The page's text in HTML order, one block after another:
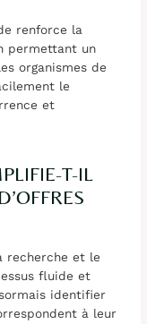
renforce la
permettant un
organismes de
le
et
T-IL
recherche et le
fluide et
identifier
à leur